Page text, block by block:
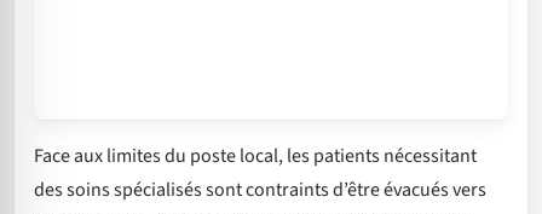
Face aux limites du poste local, les patients nécessitant
des soins spécialisés sont contraints d’être évacués vers